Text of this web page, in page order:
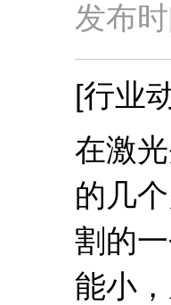
发布
[行业
在激
的几
割的
能小